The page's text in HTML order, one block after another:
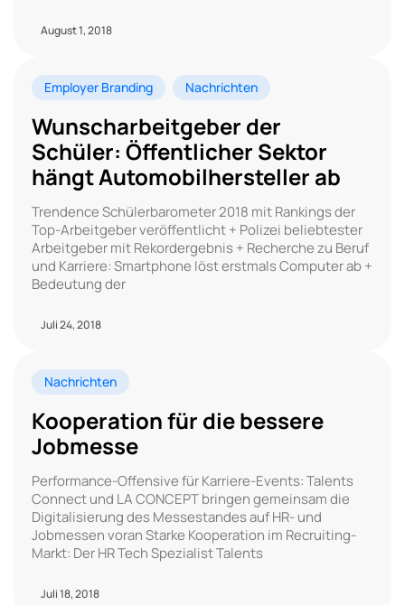
August 1, 2018
Employer Branding Nachrichten
Wunscharbeitgeber der
Schüler: Öffentlicher Sektor
hängt Automobilhersteller ab
Trendence Schülerbarometer 2018 mit Rankings der
Top-Arbeitgeber veröffentlicht + Polizei beliebtester
Arbeitgeber mit Rekordergebnis + Recherche zu Beruf
und Karriere: Smartphone löst erstmals Computer ab +
Bedeutung der
Juli 24, 2018
Nachrichten
Kooperation für die bessere
Jobmesse
Performance-Offensive für Karriere-Events: Talents
Connect und LA CONCEPT bringen gemeinsam die
Digitalisierung des Messestandes auf HR- und
Jobmessen voran Starke Kooperation im Recruiting-
Markt: Der HR Tech Spezialist Talents
Juli 18, 2018